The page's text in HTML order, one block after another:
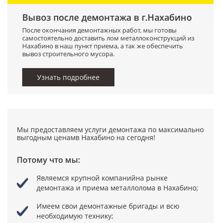
Вывоз после демонтажа в г.Нахабино
После окончания демонтажных работ, мы готовы
самостоятельно доставить лом металлоконструкций из
Нахабино в наш пункт приема, а так же обеспечить
вывоз строительного мусора.
Узнать подробнее
Мы предоставляем услуги демонтажа по максимально
выгодным ценамв Нахабино на сегодня!
Потому что мы:
Являемся крупной компанийна рынке
демонтажа и приема металлолома в Нахабино;
Имеем свои демонтажные бригады и всю
необходимую технику;